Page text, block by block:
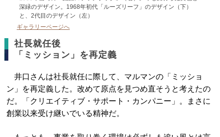
深緑のデザイン。1968年初代「ルーズリーフ」のデザイン（下）
と、2代目のデザイン（左）
ギャラリーページへ
社長就任後
「ミッション」を再定義
井口さんは社長就任に際して、マルマンの「ミッショ
ン」を再定義した。改めて原点を見つめ直そうと考えたの
だ。「クリエイティブ・サポート・カンパニー」。まさに
創業以来受け継いでいる精神だ。